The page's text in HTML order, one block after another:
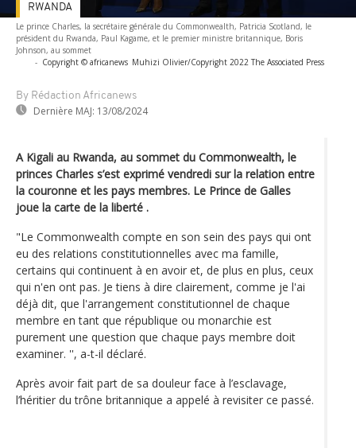
Le prince Charles, la secrétaire générale du Commonwealth, Patricia Scotland, le
président du Rwanda, Paul Kagame, et le premier ministre britannique, Boris
Johnson, au sommet
- Copyright © africanews Muhizi Olivier/Copyright 2022 The Associated Press
By Rédaction Africanews
Dernière MAJ: 13/08/2024
RWANDA
A Kigali au Rwanda, au sommet du Commonwealth, le
princes Charles s’est exprimé vendredi sur la relation entre
la couronne et les pays membres. Le Prince de Galles
joue la carte de la liberté .
"Le Commonwealth compte en son sein des pays qui ont
eu des relations constitutionnelles avec ma famille,
certains qui continuent à en avoir et, de plus en plus, ceux
qui n'en ont pas. Je tiens à dire clairement, comme je l'ai
déjà dit, que l'arrangement constitutionnel de chaque
membre en tant que république ou monarchie est
purement une question que chaque pays membre doit
examiner. '', a-t-il déclaré.
Après avoir fait part de sa douleur face à l’esclavage,
l’héritier du trône britannique a appelé à revisiter ce passé.